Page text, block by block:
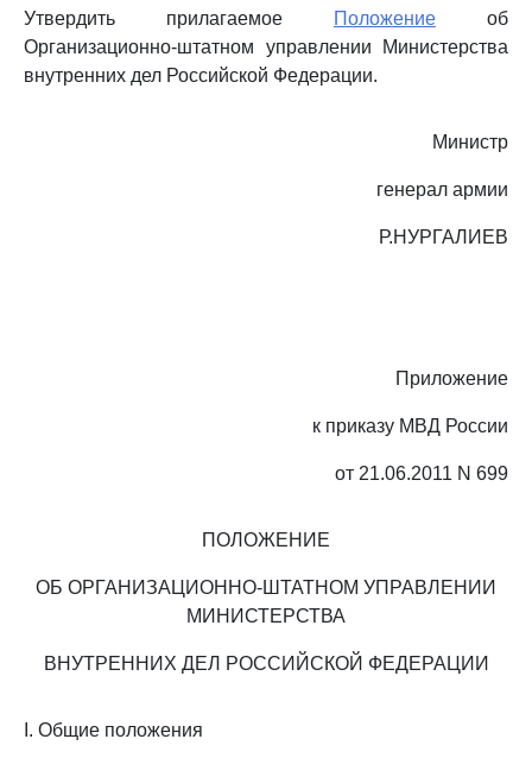
Утвердить прилагаемое Положение об
Организационно-штатном управлении Министерства
внутренних дел Российской Федерации.
Министр
генерал армии
Р.НУРГАЛИЕВ
Приложение
к приказу МВД России
от 21.06.2011 N 699
ПОЛОЖЕНИЕ
ОБ ОРГАНИЗАЦИОННО-ШТАТНОМ УПРАВЛЕНИИ
МИНИСТЕРСТВА
ВНУТРЕННИХ ДЕЛ РОССИЙСКОЙ ФЕДЕРАЦИИ
I. Общие положения